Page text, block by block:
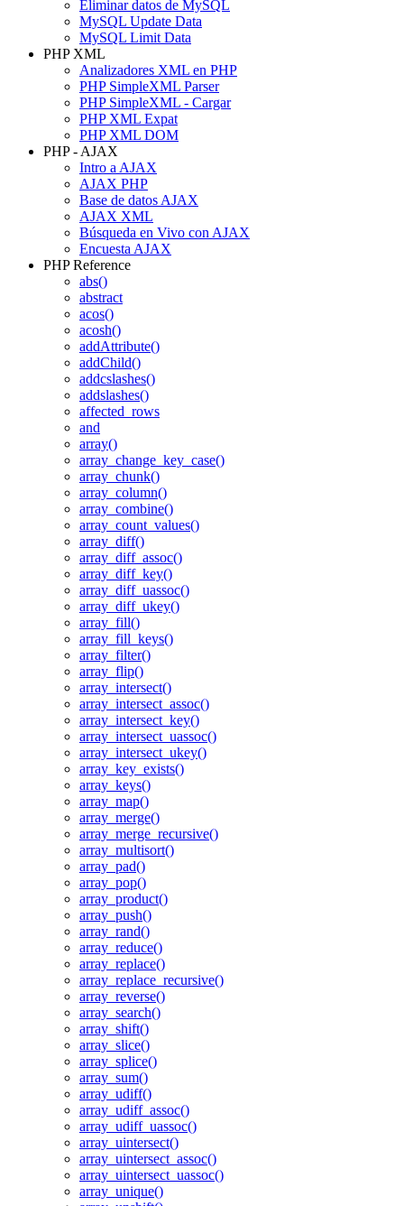
Eliminar datos de MySQL
MySQL Update Data
MySQL Limit Data
PHP XML
Analizadores XML en PHP
PHP SimpleXML Parser
PHP SimpleXML - Cargar
PHP XML Expat
PHP XML DOM
PHP - AJAX
Intro a AJAX
AJAX PHP
Base de datos AJAX
AJAX XML
Búsqueda en Vivo con AJAX
Encuesta AJAX
PHP Reference
abs()
abstract
acos()
acosh()
addAttribute()
addChild()
addcslashes()
addslashes()
affected_rows
and
array()
array_change_key_case()
array_chunk()
array_column()
array_combine()
array_count_values()
array_diff()
array_diff_assoc()
array_diff_key()
array_diff_uassoc()
array_diff_ukey()
array_fill()
array_fill_keys()
array_filter()
array_flip()
array_intersect()
array_intersect_assoc()
array_intersect_key()
array_intersect_uassoc()
array_intersect_ukey()
array_key_exists()
array_keys()
array_map()
array_merge()
array_merge_recursive()
array_multisort()
array_pad()
array_pop()
array_product()
array_push()
array_rand()
array_reduce()
array_replace()
array_replace_recursive()
array_reverse()
array_search()
array_shift()
array_slice()
array_splice()
array_sum()
array_udiff()
array_udiff_assoc()
array_udiff_uassoc()
array_uintersect()
array_uintersect_assoc()
array_uintersect_uassoc()
array_unique()